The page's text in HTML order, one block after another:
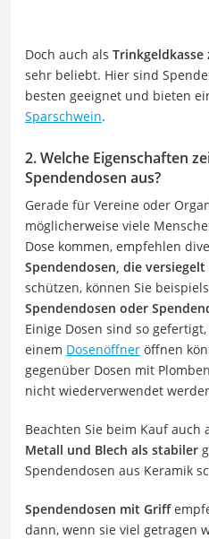
Doch auch als Trinkgeldkasse
sehr beliebt. Hier sind
besten geeignet und bieten
Sparschwein.
2. Welche Eigenschaften
Spendendosen aus?
Gerade für Vereine oder
möglicherweise viele
Dose kommen, empfehlen
Spendendosen, die versiegelt
schützen, können Sie
Spendendosen oder
Einige Dosen sind so
einem Dosenöffner öffnen
gegenüber Dosen mit
nicht wiederverwendet
Beachten Sie beim Kauf
Metall und Blech als stabiler
Spendendosen aus Keramik
Spendendosen mit Griff
dann, wenn sie viel getragen